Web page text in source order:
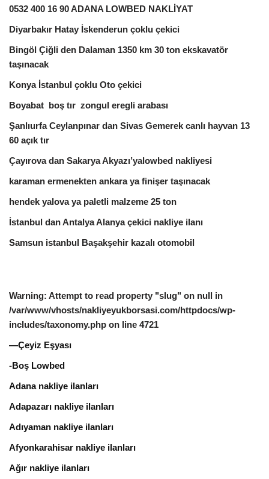
0532 400 16 90 ADANA LOWBED NAKLİYAT
Diyarbakır Hatay İskenderun çoklu çekici
Bingöl Çiğli den Dalaman 1350 km 30 ton ekskavatör
taşınacak
Konya İstanbul çoklu Oto çekici
Boyabat boş tır zongul eregli arabası
Şanlıurfa Ceylanpınar dan Sivas Gemerek canlı hayvan 13
60 açık tır
Çayırova dan Sakarya Akyazı’yalowbed nakliyesi
karaman ermenekten ankara ya finişer taşınacak
hendek yalova ya paletli malzeme 25 ton
İstanbul dan Antalya Alanya çekici nakliye ilanı
Samsun istanbul Başakşehir kazalı otomobil
Warning: Attempt to read property "slug" on null in
/var/www/vhosts/nakliyeyukborsasi.com/httpdocs/wp-
includes/taxonomy.php on line 4721
—Çeyiz Eşyası
-Boş Lowbed
Adana nakliye ilanları
Adapazarı nakliye ilanları
Adıyaman nakliye ilanları
Afyonkarahisar nakliye ilanları
Ağır nakliye ilanları